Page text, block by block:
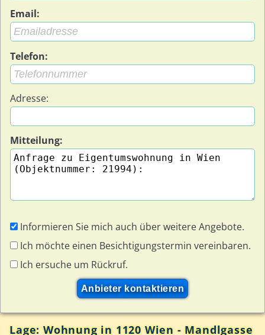
Email:
Telefon:
Adresse:
Mitteilung:
Informieren Sie mich auch über weitere Angebote.
Ich möchte einen Besichtigungstermin vereinbaren.
Ich ersuche um Rückruf.
Lage: Wohnung in 1120 Wien - Mandlgasse